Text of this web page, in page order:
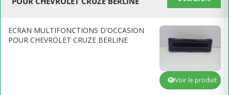
ECRAN MULTIFONCTIONS D'OCCASION
POUR CHEVROLET CRUZE BERLINE
Voir le produit